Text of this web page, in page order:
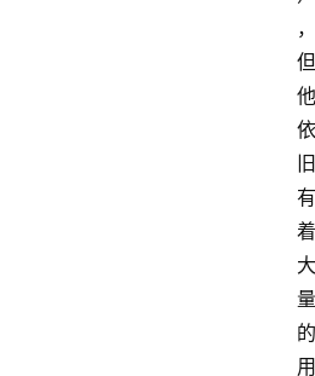
，
但
他
依
旧
有
着
大
量
的
用